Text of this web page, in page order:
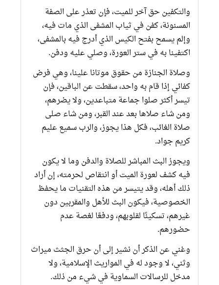
والتكفين حق آخر للميت، فإن تعذر على الصفة
المسنونة، كفن في ثياب المشفى الذي مات فيه،
وإلم يسمح بفتح الكيس الذي أدرج فيه بالمشفى،
اكتفينا به في ستر العورة، وصلي عليه ودفن.
وصلاة الجنازة من حقوق موتانا علينا، وهي فرض
كفائي إذا قام به واحد، سقطت عن الباقين، فإن
تيسر أكثر صلوا جماعة متباعدين، ولا يضرهم،
ومن شاء صلاها بعد عند القبر، ومن شاء صلى
صلاة الغائب، فكل هذا يجوز، والرب سميع عليم
كريم جواد.
ويجوز البث المباشر للصلاة والدفن وما لا يكون
فيه كشف لعورة الميت أو انتقاص لحرمته، إن أراد
ذلك أهله، وقد يتيسر من هذه التقنيات ما يحفظ
الخصوصية، فيكون البث للأهل والمقربين دون
غيرهم، تسكينًا لقلوبهم، ودفعًا لغصة عدم
حضورهم.
وغني عن الذكر أن نشير إلى أن حرق الجثث ميراث
وثني، لا وجود له في المواريث الإسلامية، ولا
مدخل للرسالات السماوية في شيء من ذلك.